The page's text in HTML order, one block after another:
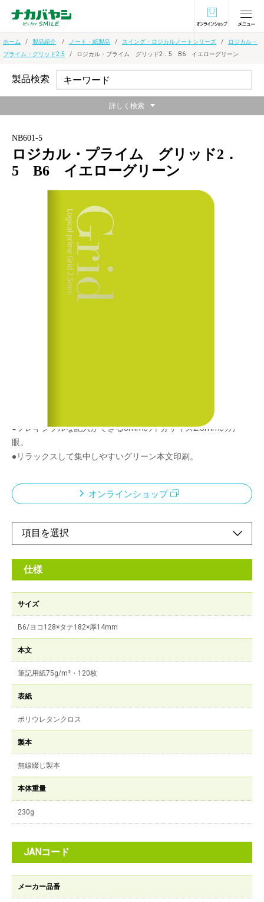
オンラインショ
ホーム 製品紹介 ノート・紙製品 スイング・ロジカルノートシリーズ
ロジカル・
プライム・グリッド2.5
ロジカル・プライム グリッド2．5 B6 イエローグリーン
NB601-5
ロジカル・プライム グリッド2．
5 B6 イエローグリーン
ロジカル・プライム・グリッド2.5
メーカー希望小売価格：
●フレキシブルな記入ができる5mmの半分サイズ2.5mmの方
眼。
●リラックスして集中しやすいグリーン本文印刷。
オンラインショップ
仕様
サイズ
B6/ヨコ128×タテ182×厚14mm
本文
筆記用紙75g/m²・120枚
表紙
ポリウレタンクロス
製本
無線綴じ製本
本体重量
230g
JANコード
メーカー品番
製品検索
詳しく検索